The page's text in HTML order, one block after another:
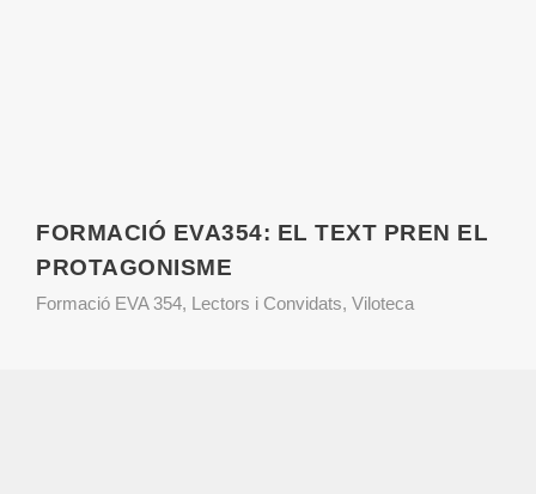
FORMACIÓ EVA354: EL TEXT PREN EL
PROTAGONISME
Formació EVA 354, Lectors i Convidats, Viloteca